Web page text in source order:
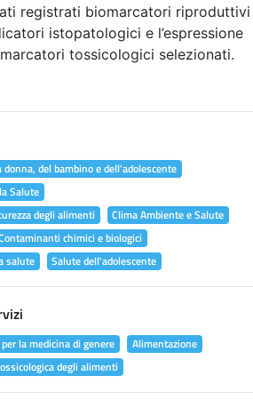
registrati biomarcatori riproduttivi
istopatologici e l’espressione
tossicologici selezionati.
donna, del bambino e dell'adolescente
Salute
degli alimenti
Clima Ambiente e Salute
chimici e biologici
salute
Salute dell'adolescente
la medicina di genere
Alimentazione
degli alimenti